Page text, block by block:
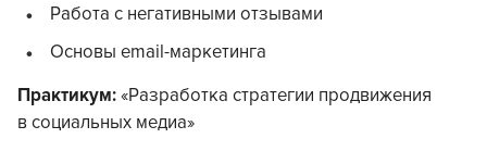
Работа с негативными отзывами
Основы email-маркетинга
Практикум: «Разработка стратегии продвижения
в социальных медиа»